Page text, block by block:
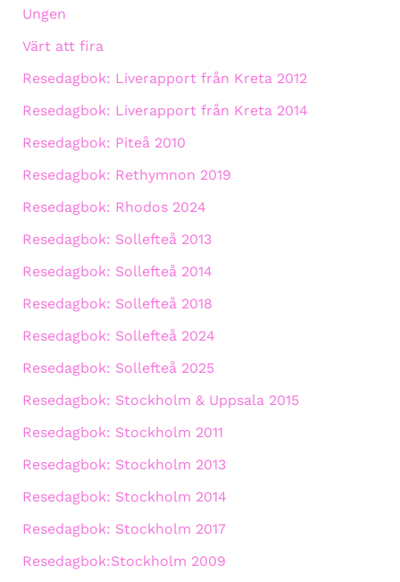
Ungen
Värt att fira
Resedagbok: Liverapport från Kreta 2012
Resedagbok: Liverapport från Kreta 2014
Resedagbok: Piteå 2010
Resedagbok: Rethymnon 2019
Resedagbok: Rhodos 2024
Resedagbok: Sollefteå 2013
Resedagbok: Sollefteå 2014
Resedagbok: Sollefteå 2018
Resedagbok: Sollefteå 2024
Resedagbok: Sollefteå 2025
Resedagbok: Stockholm & Uppsala 2015
Resedagbok: Stockholm 2011
Resedagbok: Stockholm 2013
Resedagbok: Stockholm 2014
Resedagbok: Stockholm 2017
Resedagbok:Stockholm 2009